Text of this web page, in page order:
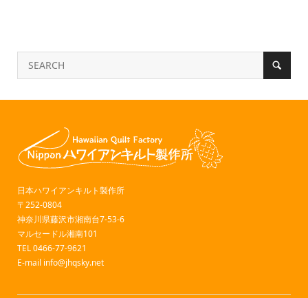
日本ハワイアンキルト製作所
〒252-0804
神奈川県藤沢市湘南台7-53-6
マルセードル湘南101
TEL 0466-77-9621
E-mail info@jhqsky.net